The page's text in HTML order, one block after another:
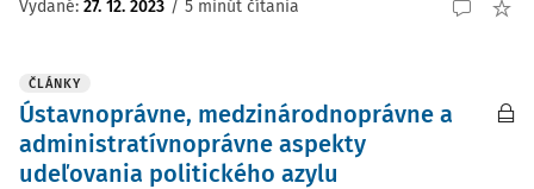
Vydané: 27. 12. 2023 / 5 minút čítania
ČLÁNKY
Ústavnoprávne, medzinárodnoprávne a
administratívnoprávne aspekty
udeľovania politického azylu